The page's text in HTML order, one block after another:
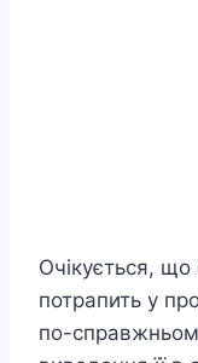
Очікується,
потрапить у
по-